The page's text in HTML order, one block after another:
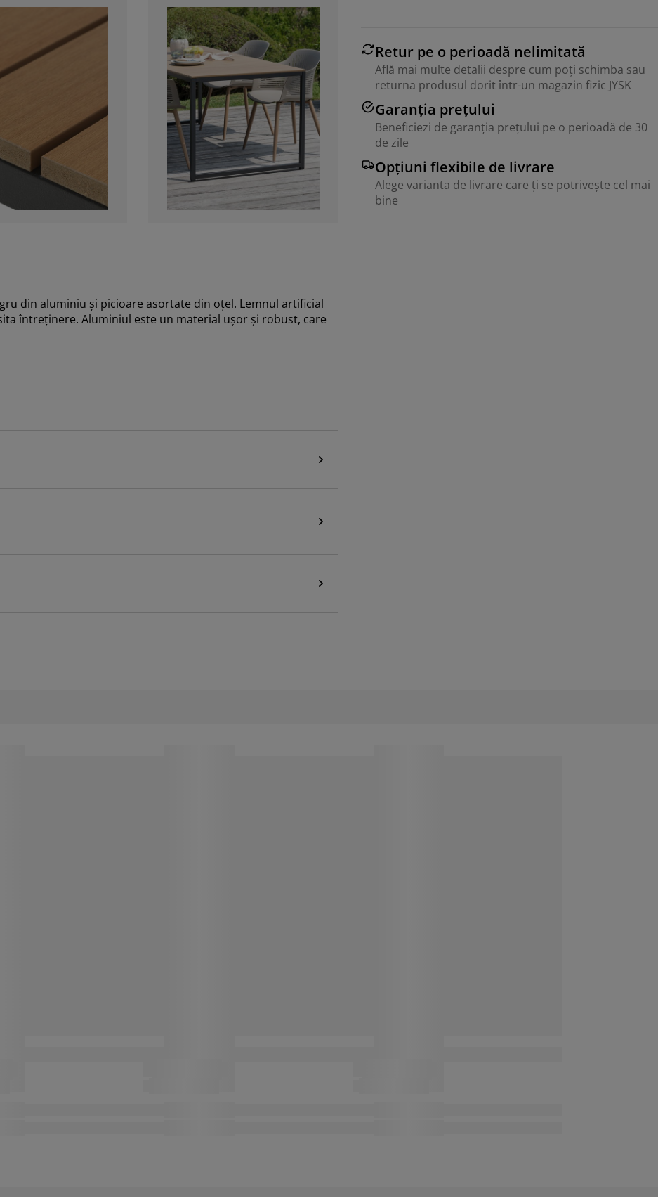
Retur pe o perioadă nelimitată
Află mai multe detalii despre cum poți schimba sau
returna produsul dorit într-un magazin fizic JYSK
Garanția prețului
Beneficiezi de garanția prețului pe o perioadă de 30
de zile
Opțiuni flexibile de livrare
Alege varianta de livrare care ți se potrivește cel mai
bine
din aluminiu și picioare asortate din oțel. Lemnul artificial
întreținere. Aluminiul este un material ușor și robust, care